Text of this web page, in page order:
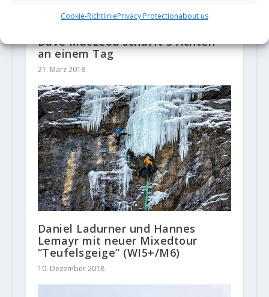
Cookie-RichtliniePrivacy Protectionabout us
Dave MacLeod schafft 5 Achten
an einem Tag
21. März 2018
Daniel Ladurner und Hannes
Lemayr mit neuer Mixedtour
“Teufelsgeige” (WI5+/M6)
10. Dezember 2018